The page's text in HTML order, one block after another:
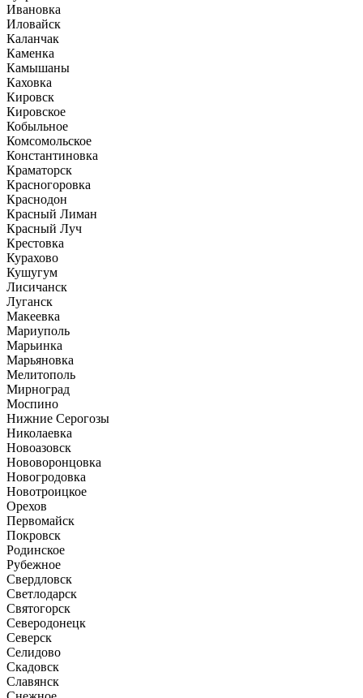
Ивановка
Иловайск
Каланчак
Каменка
Камышаны
Каховка
Кировск
Кировское
Кобыльное
Комсомольское
Константиновка
Краматорск
Красногоровка
Краснодон
Красный Лиман
Красный Луч
Крестовка
Курахово
Кушугум
Лисичанск
Луганск
Макеевка
Мариуполь
Марьинка
Марьяновка
Мелитополь
Мирноград
Моспино
Нижние Серогозы
Николаевка
Новоазовск
Нововоронцовка
Новогродовка
Новотроицкое
Орехов
Первомайск
Покровск
Родинское
Рубежное
Свердловск
Светлодарск
Святогорск
Северодонецк
Северск
Селидово
Скадовск
Славянск